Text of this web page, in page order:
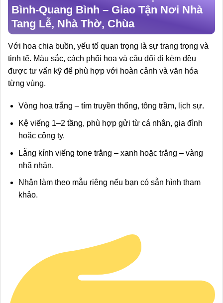
Bình-Quang Bình – Giao Tận Nơi Nhà
Tang Lễ, Nhà Thờ, Chùa
Với hoa chia buồn, yếu tố quan trọng là sự trang trọng và
tinh tế. Màu sắc, cách phối hoa và câu đối đi kèm đều
được tư vấn kỹ để phù hợp với hoàn cảnh và văn hóa
từng vùng.
Vòng hoa trắng – tím truyền thống, tông trầm, lịch sự.
Kệ viếng 1–2 tầng, phù hợp gửi từ cá nhân, gia đình
hoặc công ty.
Lẵng kính viếng tone trắng – xanh hoặc trắng – vàng
nhã nhặn.
Nhận làm theo mẫu riêng nếu bạn có sẵn hình tham
khảo.